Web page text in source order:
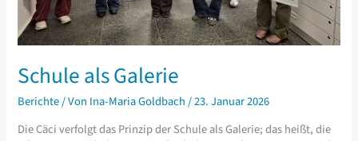
Schule als Galerie
Berichte/ Von Ina-Maria Goldbach/23. Januar 2026
Die Cäci verfolgt das Prinzip der Schule als Galerie; das heißt, die